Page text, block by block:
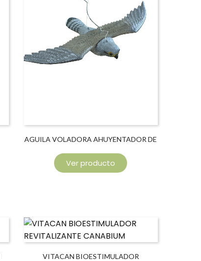
AGUILA VOLADORA AHUYENTADOR DE
Ver producto
VITACAN BIOESTIMULADOR